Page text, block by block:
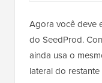
Agora você deve
do SeedProd.
ainda usa o
lateral do